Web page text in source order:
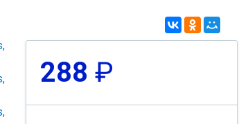
288 ₽